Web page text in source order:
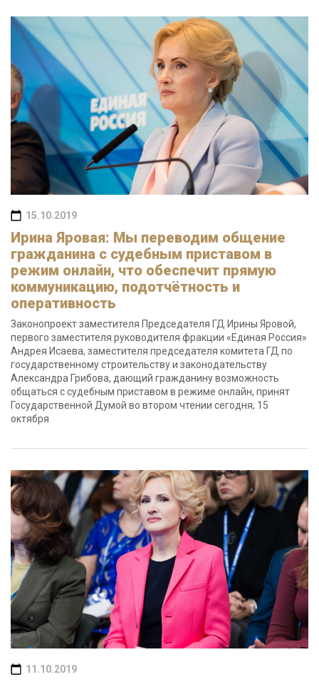
15.10.2019
Ирина Яровая: Мы переводим общение
гражданина с судебным приставом в
режим онлайн, что обеспечит прямую
коммуникацию, подотчётность и
оперативность
Законопроект заместителя Председателя ГД Ирины Яровой,
первого заместителя руководителя фракции «Единая Россия»
Андрея Исаева, заместителя председателя комитета ГД по
государственному строительству и законодательству
Александра Грибова, дающий гражданину возможность
общаться с судебным приставом в режиме онлайн, принят
Государственной Думой во втором чтении сегодня, 15
октября
11.10.2019